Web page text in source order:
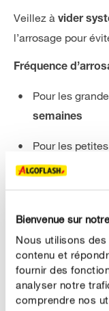
Bienvenue sur
Nous utilisons
contenu et
fournir des
analyser notre
comprendre nos
Veillez à vider
l’arrosage pour
Fréquence
Pour les
semaines
Pour les
leur système
strict minimum.
Astuce : vous
plaçant le pot dans
substrat soit bien
s’égoutter avant